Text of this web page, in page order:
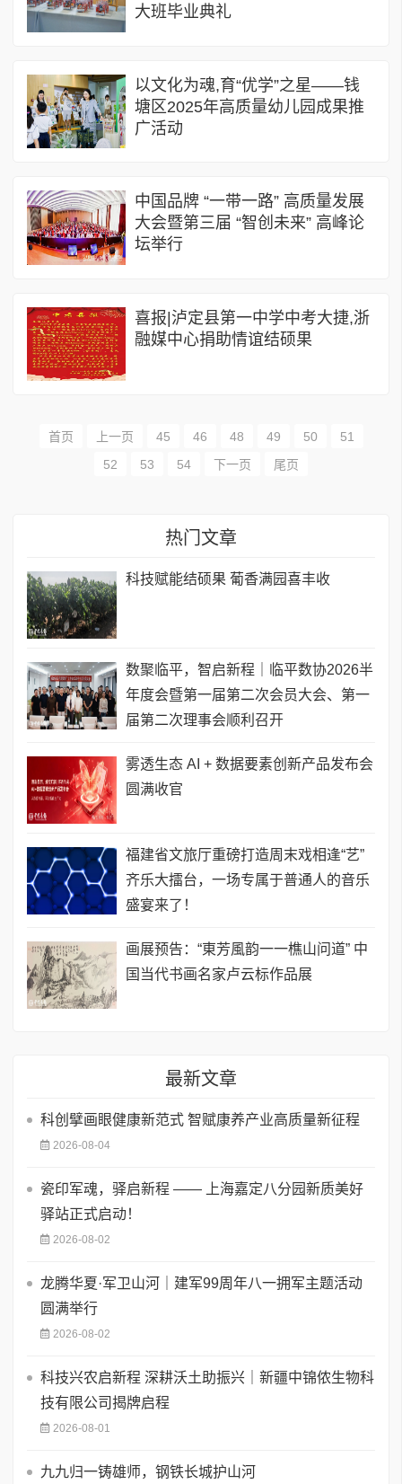
大班毕业典礼
以文化为魂,育“优学”之星——钱
塘区2025年高质量幼儿园成果推
广活动
中国品牌 “一带一路” 高质量发展
大会暨第三届 “智创未来” 高峰论
坛举行
喜报|泸定县第一中学中考大捷,浙
融媒中心捐助情谊结硕果
首页 上一页 45 46 48 49 50
51
52
53 54 下一页 尾页
热门文章
科技赋能结硕果 葡香满园喜丰收
数聚临平，智启新程｜临平数协2026半
年度会暨第一届第二次会员大会、第一
届第二次理事会顺利召开
​雾透生态 AI + 数据要素创新产品发布会
圆满收官
福建省文旅厅重磅打造周末戏相逢“艺”
齐乐大擂台，一场专属于普通人的音乐
盛宴来了！
画展预告：“東芳風韵一一樵山问道” 中
国当代书画名家卢云标作品展
最新文章
科创擘画眼健康新范式 智赋康养产业高质量新征程
2026-08-04
瓷印军魂，驿启新程 —— 上海嘉定八分园新质美好
驿站正式启动！
2026-08-02
龙腾华夏·军卫山河｜建军99周年八一拥军主题活动
圆满举行
2026-08-02
科技兴农启新程 深耕沃土助振兴｜新疆中锦侬生物科
技有限公司揭牌启程
2026-08-01
九九归一铸雄师，钢铁长城护山河